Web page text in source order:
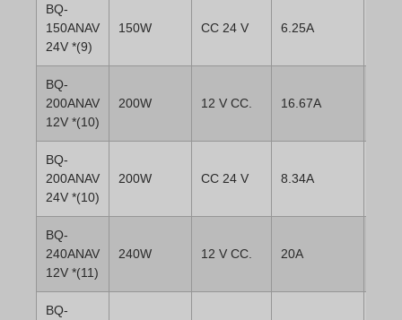
BQ-
150ANAV
24V *(9)
150W CC 24 V 6.25A
BQ-
200ANAV
12V *(10)
200W 12 V CC. 16.67A
BQ-
200ANAV
24V *(10)
200W CC 24 V 8.34A
BQ-
240ANAV
12V *(11)
240W 12 V CC. 20A
BQ-